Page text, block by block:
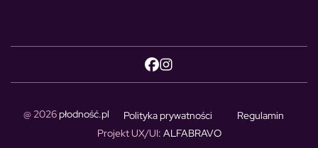
@ 2026płodność.pl Polityka prywatności
Regulamin
Projekt UX/UI: ALFABRAVO